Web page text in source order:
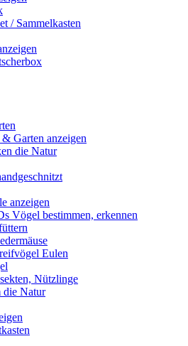
/ Sammelkasten
Garten anzeigen
die Natur
anzeigen
Vögel bestimmen, erkennen
Eulen
Nützlinge
die Natur